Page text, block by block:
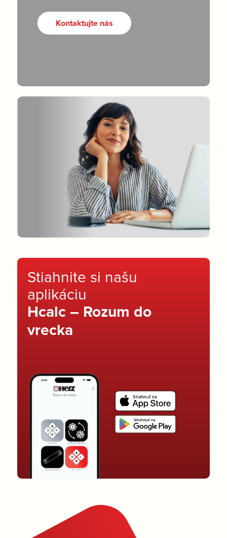
Kontaktujte nás
Stiahnite si našu
aplikáciu
Hcalc – Rozum do
vrecka